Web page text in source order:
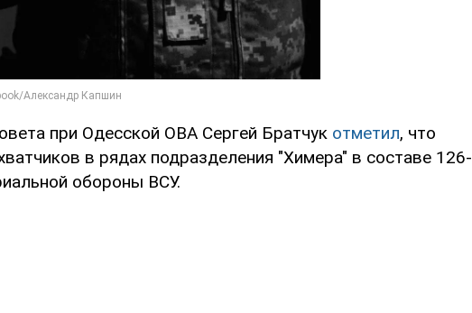
при Одесской ОВА Сергей Братчук отметил, что
в рядах подразделения "Химера" в составе 126-
обороны ВСУ.